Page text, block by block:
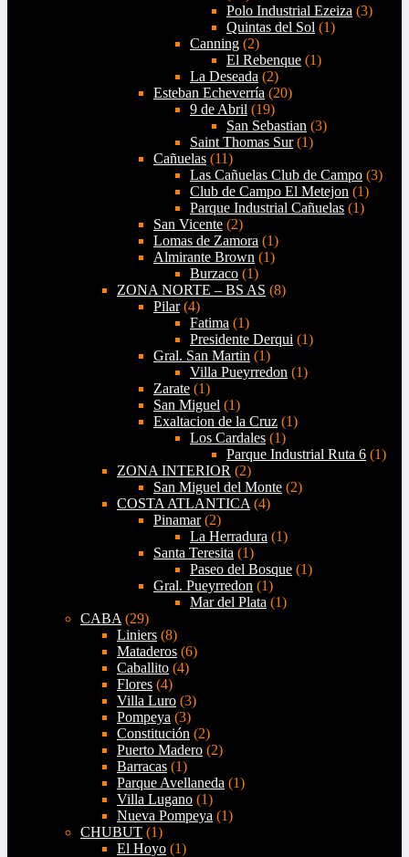
Polo Industrial Ezeiza (3)
Quintas del Sol (1)
Canning (2)
El Rebenque (1)
La Deseada (2)
Esteban Echeverría (20)
9 de Abril (19)
San Sebastian (3)
Saint Thomas Sur(1)
Cañuelas (11)
Las Cañuelas Club de Campo (3)
Club de Campo El Metejon (1)
Parque Industrial Cañuelas (1)
San Vicente (2)
Lomas de Zamora (1)
Almirante Brown (1)
Burzaco (1)
ZONA NORTE – BS AS (8)
Pilar(4)
Fatima (1)
Presidente Derqui (1)
Gral. San Martin (1)
Villa Pueyrredon (1)
Zarate (1)
San Miguel (1)
Exaltacion de la Cruz (1)
Los Cardales (1)
Parque Industrial Ruta 6 (1)
ZONA INTERIOR (2)
San Miguel del Monte (2)
COSTA ATLANTICA (4)
Pinamar(2)
La Herradura (1)
Santa Teresita (1)
Paseo del Bosque (1)
Gral. Pueyrredon (1)
Mar del Plata (1)
CABA (29)
Liniers (8)
Mataderos (6)
Caballito (4)
Flores (4)
Villa Luro (3)
Pompeya (3)
Constitución (2)
Puerto Madero (2)
Barracas (1)
Parque Avellaneda (1)
Villa Lugano (1)
Nueva Pompeya (1)
CHUBUT (1)
El Hoyo (1)